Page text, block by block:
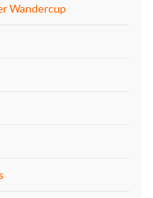
Wandercup